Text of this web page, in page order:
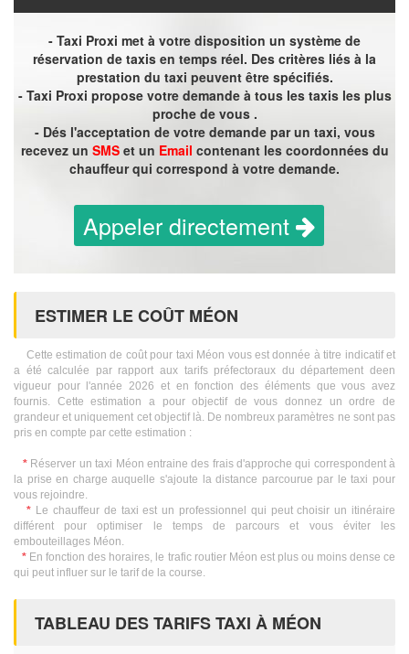
- Taxi Proxi met à votre disposition un système de
réservation de taxis en temps réel. Des critères liés à la
prestation du taxi peuvent être spécifiés.
- Taxi Proxi propose votre demande à tous les taxis les plus
proche de vous .
- Dés l'acceptation de votre demande par un taxi, vous
recevez un SMSet un Email contenant les coordonnées du
chauffeur qui correspond à votre demande.
Appeler directement
ESTIMER LE COÛT MÉON
Cette estimation de coût pour taxi Méon vous est donnée à titre indicatif et
a été calculée par rapport aux tarifs préfectoraux du département deen
vigueur pour l'année 2026 et en fonction des éléments que vous avez
fournis. Cette estimation a pour objectif de vous donnez un ordre de
grandeur et uniquement cet objectif là. De nombreux paramètres ne sont pas
pris en compte par cette estimation :
* Réserver un taxi Méon entraine des frais d'approche qui correspondent à
la prise en charge auquelle s'ajoute la distance parcourue par le taxi pour
vous rejoindre.
* Le chauffeur de taxi est un professionnel qui peut choisir un itinéraire
différent pour optimiser le temps de parcours et vous éviter les
embouteillages Méon.
* En fonction des horaires, le trafic routier Méon est plus ou moins dense ce
qui peut influer sur le tarif de la course.
TABLEAU DES TARIFS TAXI À MÉON